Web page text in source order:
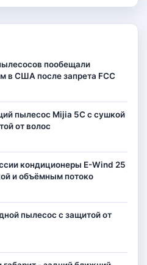
пообещали
в США после запрета FCC
пылесос Mijia 5C с сушкой
от волос
кондиционеры E-Wind 25
и объёмным потоко
пылесос с защитой от